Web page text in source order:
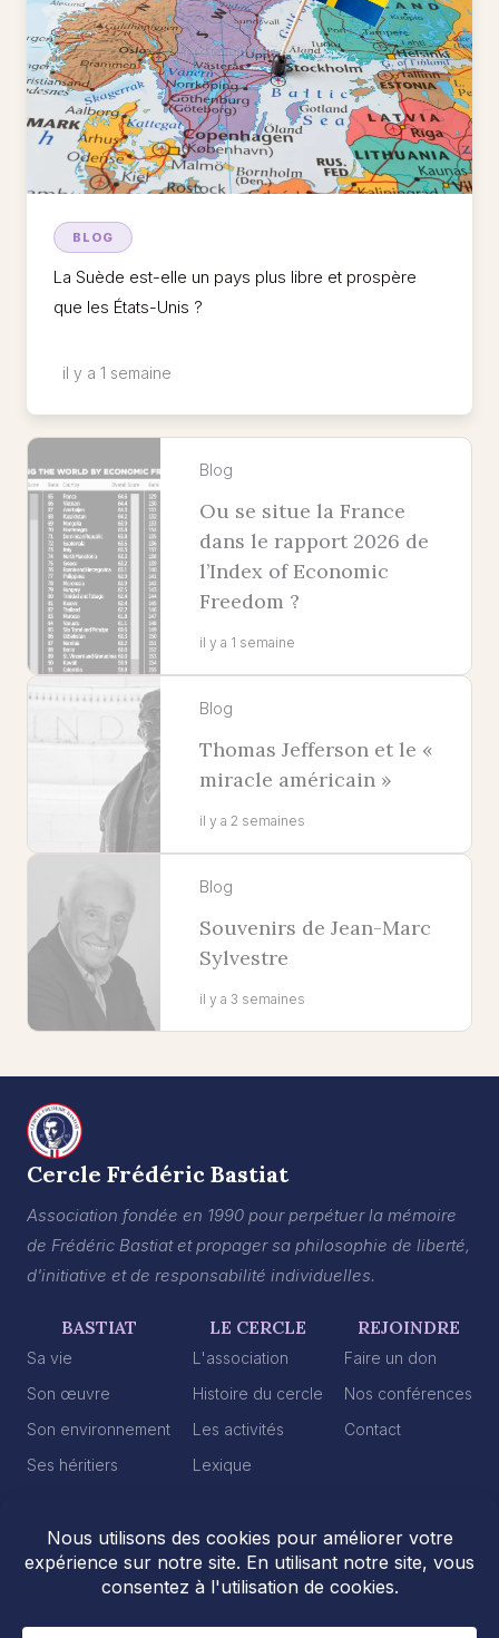
BLOG
La Suède est-elle un pays plus libre et prospère
que les États-Unis ?
il y a 1 semaine
Blog
Ou se situe la France
dans le rapport 2026 de
l’Index of Economic
Freedom ?
il y a 1 semaine
Blog
Thomas Jefferson et le «
miracle américain »
il y a 2 semaines
Blog
Souvenirs de Jean-Marc
Sylvestre
il y a 3 semaines
Cercle Frédéric Bastiat
Association fondée en 1990 pour perpétuer la mémoire
de Frédéric Bastiat et propager sa philosophie de liberté,
d'initiative et de responsabilité individuelles.
BASTIAT
Sa vie
Son œuvre
Son environnement
Ses héritiers
LE CERCLE
L'association
Histoire du cercle
Les activités
Lexique
REJOINDRE
Faire un don
Nos conférences
Contact
2026 © Cercle Frédéric Bastiat